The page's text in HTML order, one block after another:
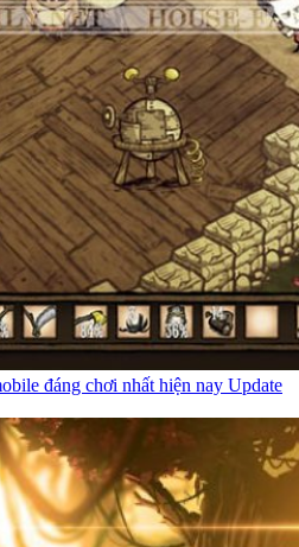
đáng chơi nhất hiện nay Update